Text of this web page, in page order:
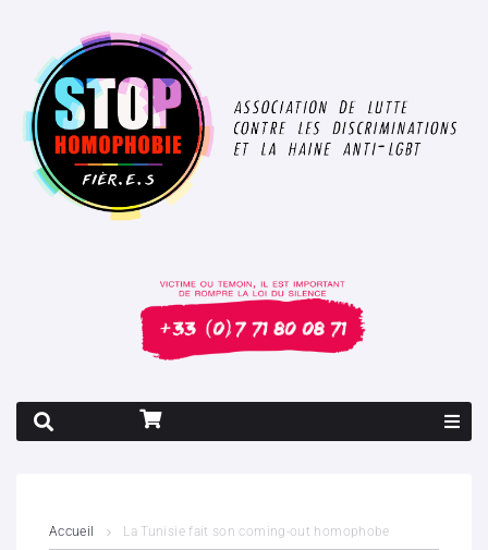
Accueil La Tunisie fait son coming-out homophobe